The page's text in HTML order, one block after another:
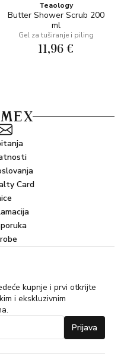
Teaology
Butter Shower Scrub 200
ml
Gel za tuširanje i piling
11,96 €
Card
kupnje i prvi otkrijte
i ekskluzivnim
Prijava